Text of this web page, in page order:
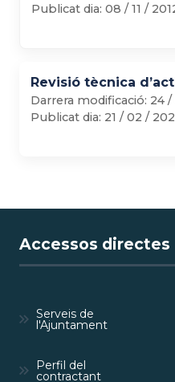
Publicat dia: 08 / 11 /
Revisió tècnica
Darrera modificació: 24 /
Publicat dia: 21 / 02 /
Accessos directes
Serveis de
l'Ajuntament
Perfil del
contractant